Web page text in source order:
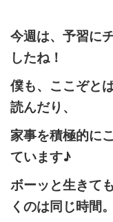
今週は、予習に
したね！
僕も、ここぞと
読んだり、
家事を積極的に
ています♪
ボーッと生きて
くのは同じ時間。